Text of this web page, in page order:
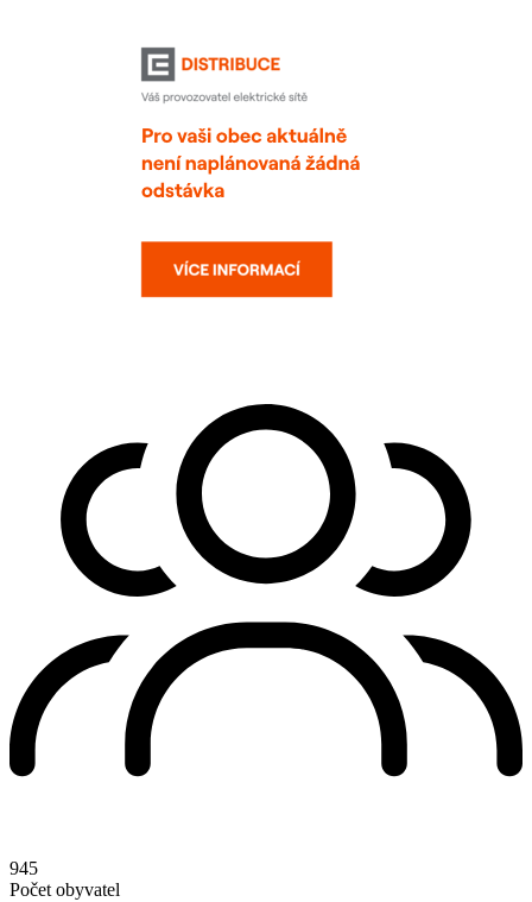
945
Počet obyvatel